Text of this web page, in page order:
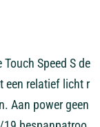
Touch Speed S de
een relatief licht r
Aan power geen